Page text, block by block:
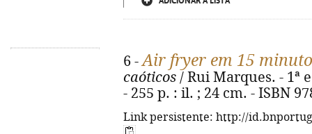
6 -Air fryer em 15
caóticos / Rui Marques. - 1ª
- 255 p. : il. ; 24 cm. - ISBN
Link persistente: http://